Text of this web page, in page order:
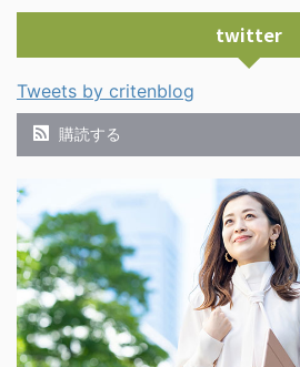
twitter
Tweets by critenblog
購読する